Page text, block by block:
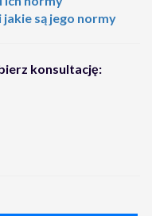
jakie są jego normy
konsultację: